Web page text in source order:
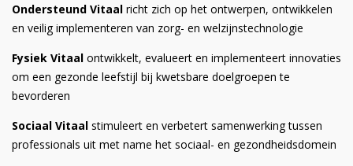
Ondersteund Vitaal richt zich op het ontwerpen, ontwikkelen
en veilig implementeren van zorg- en welzijnstechnologie
Fysiek Vitaal ontwikkelt, evalueert en implementeert innovaties
om een gezonde leefstijl bij kwetsbare doelgroepen te
bevorderen
Sociaal Vitaal stimuleert en verbetert samenwerking tussen
professionals uit met name het sociaal- en gezondheidsdomein